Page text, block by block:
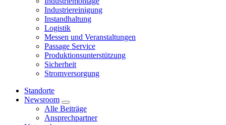
Industriereinigung
Instandhaltung
Logistik
Messen und Veranstaltungen
Passage Service
Produktionsunterstützung
Sicherheit
Stromversorgung
Standorte
Newsroom
Alle Beiträge
Ansprechpartner